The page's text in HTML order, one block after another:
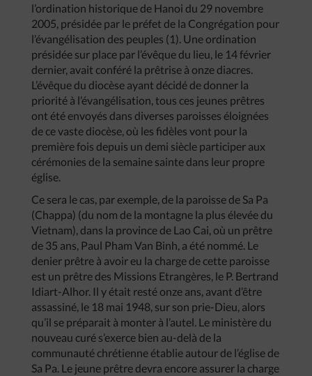
l’ordination historique de Hanoi du 29 novembre
2005, présidée par le préfet de la Congrégation pour
l’évangélisation des peuples (1). Une ordination
présidée sur place par l’évêque du lieu, le 14 février
dernier, avait conféré la prêtrise à onze diacres.
L’évêque du diocèse ayant décidé de donner la
priorité à l’évangélisation, tous ces jeunes prêtres
ont été envoyés dans diverses paroisses éloignées
de ce vaste diocèse, où les fidèles vont pour la
première fois depuis un demi siècle participer aux
cérémonies de la semaine sainte dans leur propre
église.
Ce sera le cas, par exemple, de la paroisse de Sa Pa
(Chappa) (du nom de la montagne la plus élevée du
Vietnam), dans la province de Lao Cai, où un prêtre
de 35 ans, Paul Pham Van Binh, a été nommé. Le
denier prêtre à avoir eu la charge de cette paroisse
est un prêtre des Missions Etrangères, le P. Bertrand
Idiart-Alhor. Il y était resté onze ans, avant d’être
assassiné, le 18 mai 1948, sur son prie-Dieu, alors
qu’il se préparait à monter à l’autel. Le ministère du
nouveau curé s’exerce bien au-delà de la
communauté chrétienne établie autour de l’église de
Sa Pa. Le jeune prêtre devra encore assurer la charge